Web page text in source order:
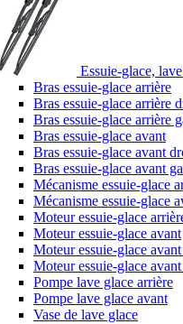
Essuie-glace,
Bras essuie-glace arrière
Bras essuie-glace arrière
Bras essuie-glace arrière
Bras essuie-glace avant
Bras essuie-glace avant
Bras essuie-glace avant
Mécanisme essuie-glace
Mécanisme essuie-glace
Moteur essuie-glace
Moteur essuie-glace avant
Moteur essuie-glace
Moteur essuie-glace
Pompe lave glace arrière
Pompe lave glace avant
Vase de lave glace